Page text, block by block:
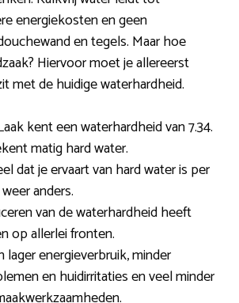
energiekosten en geen
en tegels. Maar hoe
Hiervoor moet je allereerst
met de huidige waterhardheid.
kent een waterhardheid van 7.34.
matig hard water.
dat je ervaart van hard water is per
anders.
van de waterhardheid heeft
op allerlei fronten.
lager energieverbruik, minder
en huidirritaties en veel minder